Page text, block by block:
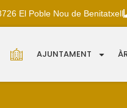
El Poble Nou de Benitatxell
AJUNTAMENT